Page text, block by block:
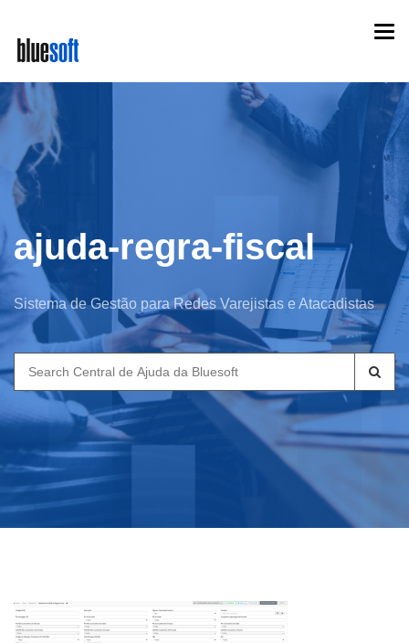
main
content
ajuda-regra-fiscal
Sistema de Gestão para Redes Varejistas e Atacadistas
Search
for: